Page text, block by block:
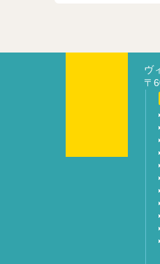
ヴ
〒